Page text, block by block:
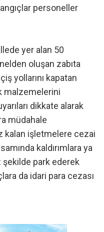
personeller
yer alan 50
oluşan zabıta
yollarını kapatan
malzemelerini
dikkate alarak
müdahale
kalan işletmelere cezai
kaldırımlara ya
şekilde park ederek
da idari para cezası